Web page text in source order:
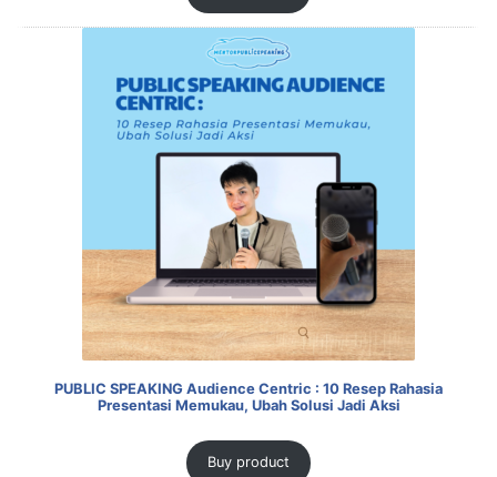
PUBLIC SPEAKING Audience Centric : 10 Resep Rahasia
Presentasi Memukau, Ubah Solusi Jadi Aksi
Buy product